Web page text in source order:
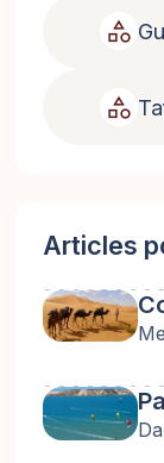
category
category
Articles